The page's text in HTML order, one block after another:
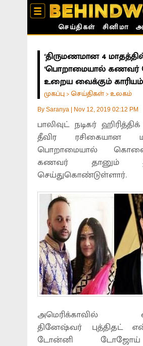
செய்திகள் சினிமா
‘திருமணமான 4
‘பொறாமையால் கணவர்
உறைய வைக்கும்
முகப்பு >செய்திகள் > உலகம்
By Saranya Nov 12, 2019 02:12 PM
பாலிவுட் நடிகர்
தீவிர ரசிகையான
பொறாமையால்
கணவர் தானும்
செய்துகொண்டுள்ளார்.
அமெரிக்காவில்
தினேஷ்வர் புத்திதட்
டோன்னி